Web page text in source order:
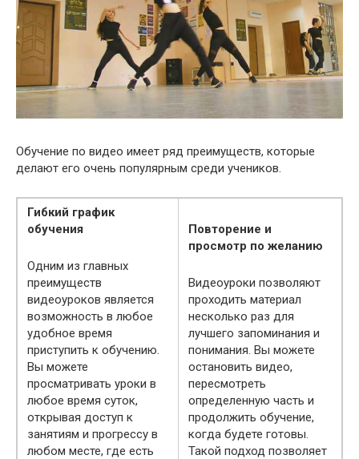
Обучение по видео имеет ряд преимуществ, которые
делают его очень популярным среди учеников.
Гибкий график
обучения
Одним из главных
преимуществ
видеоуроков является
возможность в любое
удобное время
приступить к обучению.
Вы можете
просматривать уроки в
любое время суток,
открывая доступ к
занятиям и прогрессу в
любом месте, где есть
Повторение и
просмотр по желанию
Видеоуроки позволяют
проходить материал
несколько раз для
лучшего запоминания и
понимания. Вы можете
остановить видео,
пересмотреть
определенную часть и
продолжить обучение,
когда будете готовы.
Такой подход позволяет